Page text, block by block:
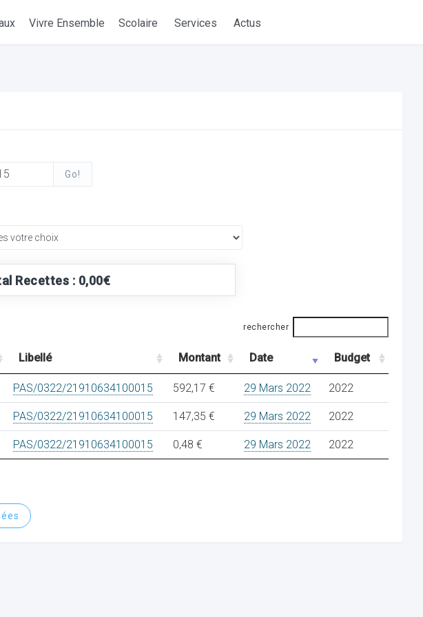
Vivre Ensemble Scolaire Services Actus
Go!
Recettes : 0,00€
rechercher
Libellé Montant Date Budget
PAS/0322/21910634100015 592,17 € 29 Mars 2022 2022
PAS/0322/21910634100015 147,35 € 29 Mars 2022 2022
PAS/0322/21910634100015 0,48 € 29 Mars 2022 2022